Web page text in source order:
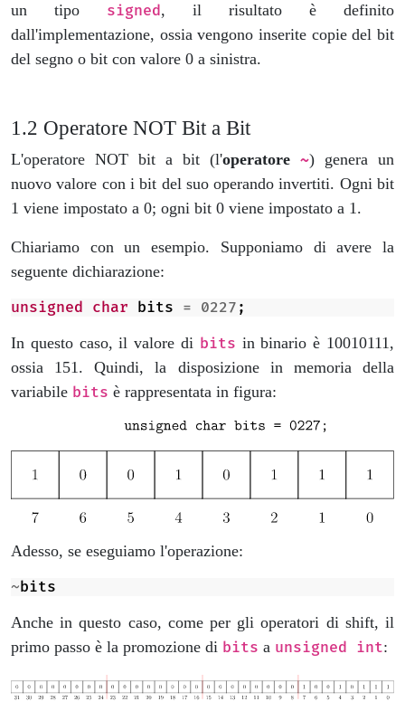
un tipo signed, il risultato è definito
dall'implementazione, ossia vengono inserite copie del bit
del segno o bit con valore 0 a sinistra.
Operatore NOT Bit a Bit
L'operatore NOT bit a bit (l'operatore ~) genera un
nuovo valore con i bit del suo operando invertiti. Ogni bit
1 viene impostato a 0; ogni bit 0 viene impostato a 1.
Chiariamo con un esempio. Supponiamo di avere la
seguente dichiarazione:
unsigned char bits = 0227 ;
In questo caso, il valore di bits in binario è 10010111,
ossia 151. Quindi, la disposizione in memoria della
variabile bits è rappresentata in figura:
Adesso, se eseguiamo l'operazione:
~bits
Anche in questo caso, come per gli operatori di shift, il
primo passo è la promozione di bits a unsigned int: